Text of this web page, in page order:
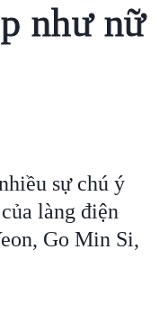
như nữ
sự chú ý
làng điện
Go Min Si,